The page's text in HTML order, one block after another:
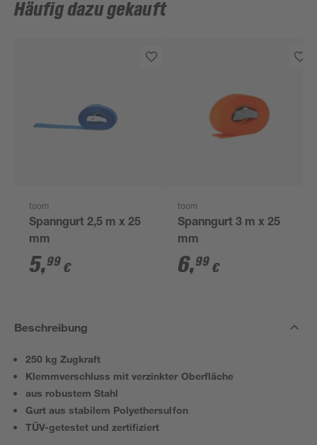
Häufig dazu gekauft
toom
Spanngurt 2,5 m x 25
mm
5,99 €
toom
Spanngurt 3 m x 25
mm
6,99 €
Beschreibung
250 kg Zugkraft
Klemmverschluss mit verzinkter Oberfläche
aus robustem Stahl
Gurt aus stabilem Polyethersulfon
TÜV-getestet und zertifiziert